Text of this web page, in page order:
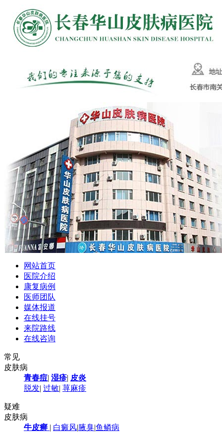
网站首页
医院介绍
康复病例
医师团队
媒体报道
在线挂号
来院路线
在线咨询
常见
皮肤病
青春痘| 湿疹| 皮炎
脱发| 过敏| 荨麻疹
疑难
皮肤病
牛皮癣 | 白癜风|腋臭|鱼鳞病